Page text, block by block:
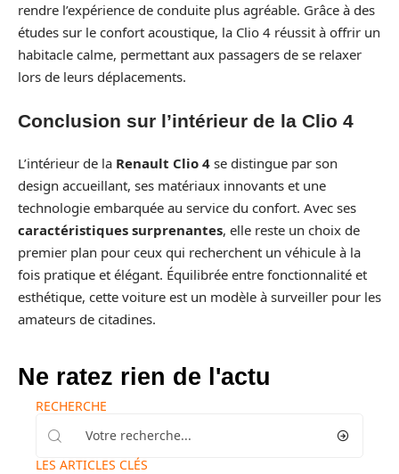
rendre l’expérience de conduite plus agréable. Grâce à des
études sur le confort acoustique, la Clio 4 réussit à offrir un
habitacle calme, permettant aux passagers de se relaxer
lors de leurs déplacements.
Conclusion sur l’intérieur de la Clio 4
L’intérieur de la Renault Clio 4 se distingue par son
design accueillant, ses matériaux innovants et une
technologie embarquée au service du confort. Avec ses
caractéristiques surprenantes, elle reste un choix de
premier plan pour ceux qui recherchent un véhicule à la
fois pratique et élégant. Équilibrée entre fonctionnalité et
esthétique, cette voiture est un modèle à surveiller pour les
amateurs de citadines.
Ne ratez rien de l'actu
RECHERCHE
LES ARTICLES CLÉS